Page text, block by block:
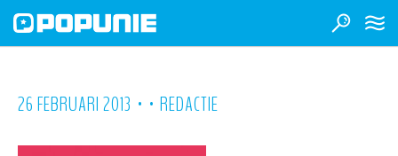
26 FEBRUARI 2013 • • REDACTIE